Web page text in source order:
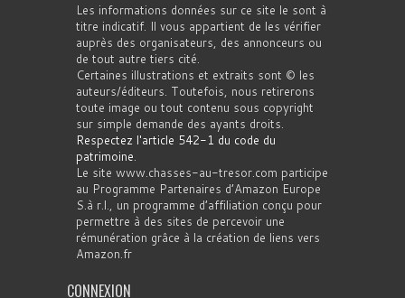
Les informations données sur ce site le sont à
titre indicatif. Il vous appartient de les vérifier
auprès des organisateurs, des annonceurs ou
de tout autre tiers cité.
Certaines illustrations et extraits sont © les
auteurs/éditeurs. Toutefois, nous retirerons
toute image ou tout contenu sous copyright
sur simple demande des ayants droits.
Respectez l'article 542-1 du code du
patrimoine.
Le site www.chasses-au-tresor.com participe
au Programme Partenaires d’Amazon Europe
S.à r.l., un programme d’affiliation conçu pour
permettre à des sites de percevoir une
rémunération grâce à la création de liens vers
Amazon.fr
CONNEXION